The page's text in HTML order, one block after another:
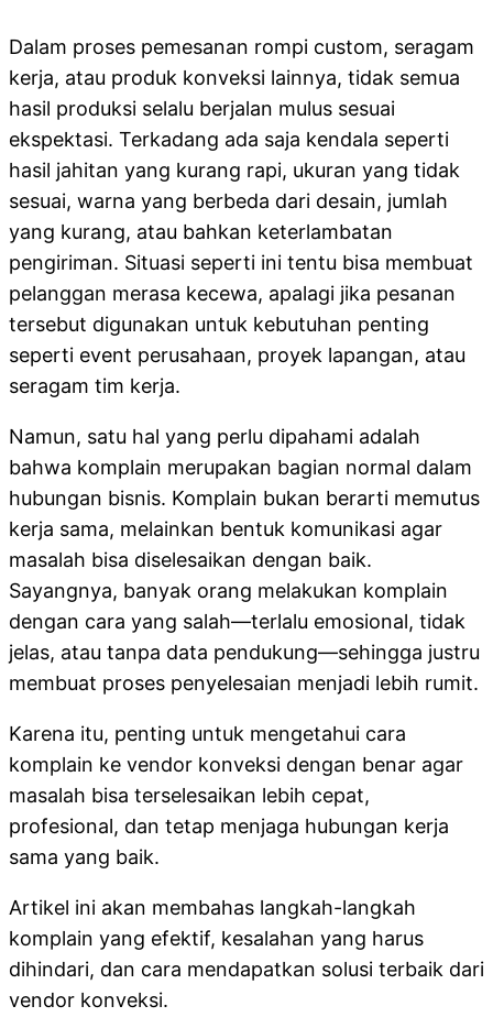
Dalam proses pemesanan rompi custom, seragam
kerja, atau produk konveksi lainnya, tidak semua
hasil produksi selalu berjalan mulus sesuai
ekspektasi. Terkadang ada saja kendala seperti
hasil jahitan yang kurang rapi, ukuran yang tidak
sesuai, warna yang berbeda dari desain, jumlah
yang kurang, atau bahkan keterlambatan
pengiriman. Situasi seperti ini tentu bisa membuat
pelanggan merasa kecewa, apalagi jika pesanan
tersebut digunakan untuk kebutuhan penting
seperti event perusahaan, proyek lapangan, atau
seragam tim kerja.
Namun, satu hal yang perlu dipahami adalah
bahwa komplain merupakan bagian normal dalam
hubungan bisnis. Komplain bukan berarti memutus
kerja sama, melainkan bentuk komunikasi agar
masalah bisa diselesaikan dengan baik.
Sayangnya, banyak orang melakukan komplain
dengan cara yang salah—terlalu emosional, tidak
jelas, atau tanpa data pendukung—sehingga justru
membuat proses penyelesaian menjadi lebih rumit.
Karena itu, penting untuk mengetahui cara
komplain ke vendor konveksi dengan benar agar
masalah bisa terselesaikan lebih cepat,
profesional, dan tetap menjaga hubungan kerja
sama yang baik.
Artikel ini akan membahas langkah-langkah
komplain yang efektif, kesalahan yang harus
dihindari, dan cara mendapatkan solusi terbaik dari
vendor konveksi.